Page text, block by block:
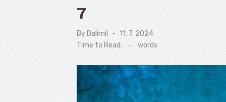
7
By Dalimil
Posted
on
11. 7. 2024
Time to Read:
- words